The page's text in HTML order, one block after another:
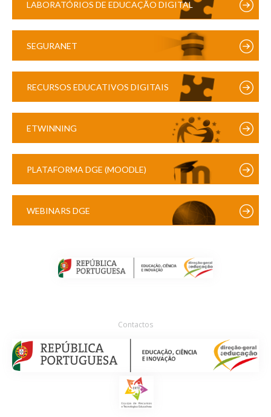
LABORATÓRIOS DE EDUCAÇÃO DIGITAL
SEGURANET
RECURSOS EDUCATIVOS DIGITAIS
ETWINNING
PLATAFORMA DGE (MOODLE)
WEBINARS DGE
Contactos